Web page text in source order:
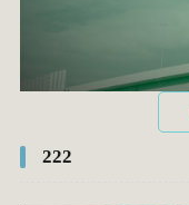
222